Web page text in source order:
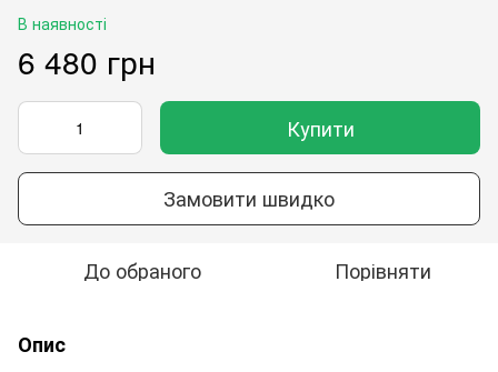
В наявності
6 480 грн
Купити
Замовити швидко
До обраного Порівняти
Опис